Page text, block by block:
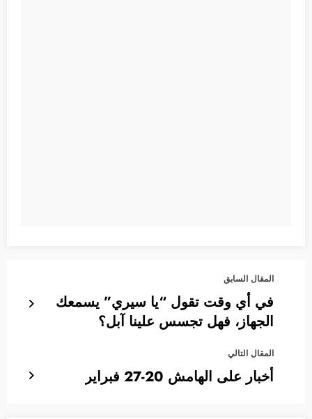
المقال السابق
في أي وقت تقول “يا سيري” يسمعك
الجهاز، فهل تجسس علينا آبل؟
المقال التالي
أخبار على الهامش 20-27 فبراير